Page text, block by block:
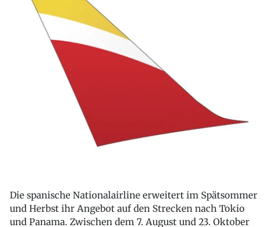
Die spanische Nationalairline erweitert im Spätsommer
und Herbst ihr Angebot auf den Strecken nach Tokio
und Panama. Zwischen dem 7. August und 23. Oktober